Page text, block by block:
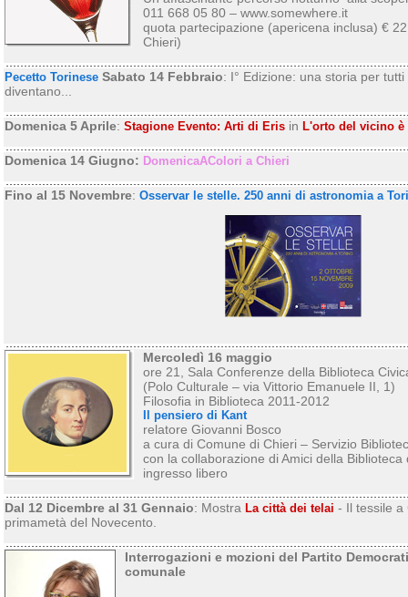
011 668 05 80 – www.somewhere.it
quota partecipazione (apericena inclusa) €
Chieri)
Pecetto Torinese Sabato 14 Febbraio: I° Edizione: una storia per
diventano...
Domenica 5 Aprile: Stagione Evento: Arti di Eris in L'orto del vicino è
Domenica 14 Giugno: DomenicaAColori a Chieri
Fino al 15 Novembre: Osservar le stelle. 250 anni di astronomia a
Mercoledì 16 maggio
ore 21, Sala Conferenze della Biblioteca
(Polo Culturale – via Vittorio Emanuele II, 1)
Filosofia in Biblioteca 2011-2012
Il pensiero di Kant
relatore Giovanni Bosco
a cura di Comune di Chieri – Servizio
con la collaborazione di Amici della Biblioteca
ingresso libero
Dal 12 Dicembre al 31 Gennaio: Mostra La città dei telai - Il tessile a
primametà del Novecento.
Interrogazioni e mozioni del Partito
comunale